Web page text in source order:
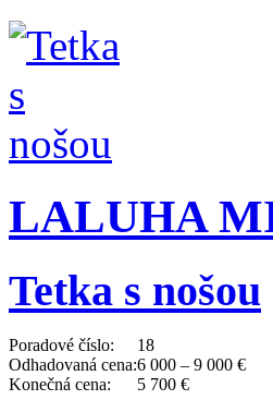
LALUHA
Tetka s nošou
Poradové číslo:
18
Odhadovaná cena:6 000 – 9 000 €
Konečná cena:
5 700 €